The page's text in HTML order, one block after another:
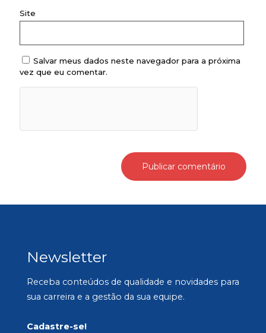
Site
Salvar meus dados neste navegador para a próxima
vez que eu comentar.
Newsletter
Receba conteúdos de qualidade e novidades para
sua carreira e a gestão da sua equipe.
Cadastre-se!